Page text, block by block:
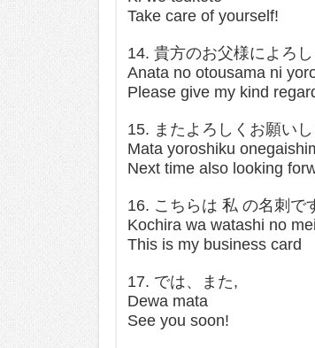
Take care of yourself!
14. 貴方のお父様によろ
Anata no otousama ni
Please give my kind
15. またよろしくお願い
Mata yoroshiku
Next time also looking
16. こちらは 私 の名刺で
Kochira wa watashi no
This is my business card
17. では、また,
Dewa mata
See you soon!